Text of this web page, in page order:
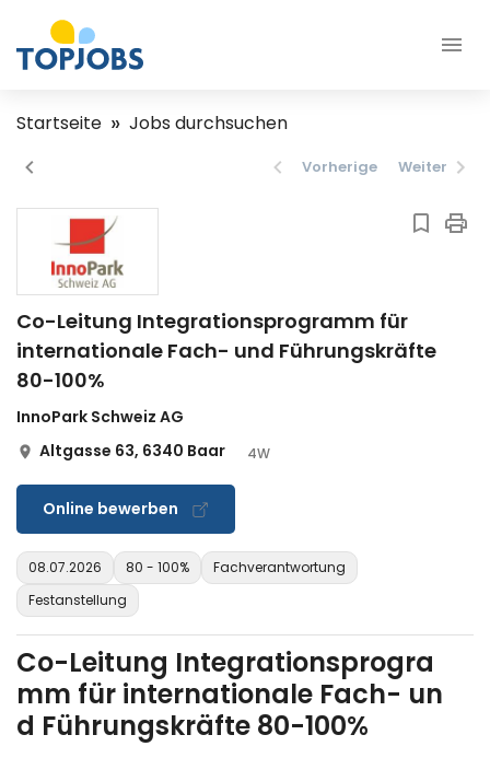
Startseite Jobs durchsuchen
Vorherige Weiter
Co-Leitung Integrationsprogramm für
internationale Fach- und Führungskräfte
80-100%
InnoPark Schweiz AG
Altgasse 63, 6340 Baar
4W
Online bewerben
08.07.2026 80 - 100%
Fachverantwortung
Festanstellung
Co-Leitung Integrationsprogra
mm für internationale Fach- un
d Führungskräfte 80-100%